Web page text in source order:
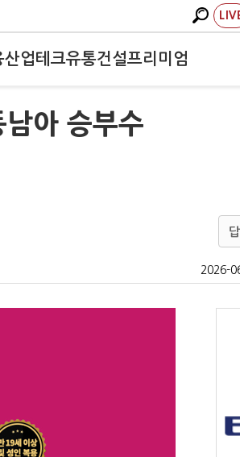
산업테크유통건설프리미엄
아 승부수
2026-